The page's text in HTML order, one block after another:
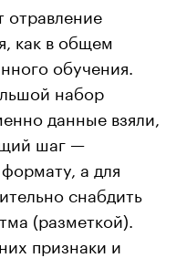
отравление
как в общем
обучения.
набор
данные взяли,
шаг —
а для
снабдить
(разметкой).
признаки и